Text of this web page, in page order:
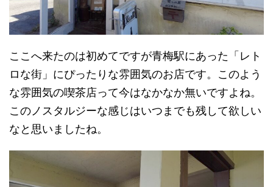
ここへ来たのは初めてですが青梅駅にあった「レト
ロな街」にぴったりな雰囲気のお店です。このよう
な雰囲気の喫茶店って今はなかなか無いですよね。
このノスタルジーな感じはいつまでも残して欲しい
なと思いましたね。